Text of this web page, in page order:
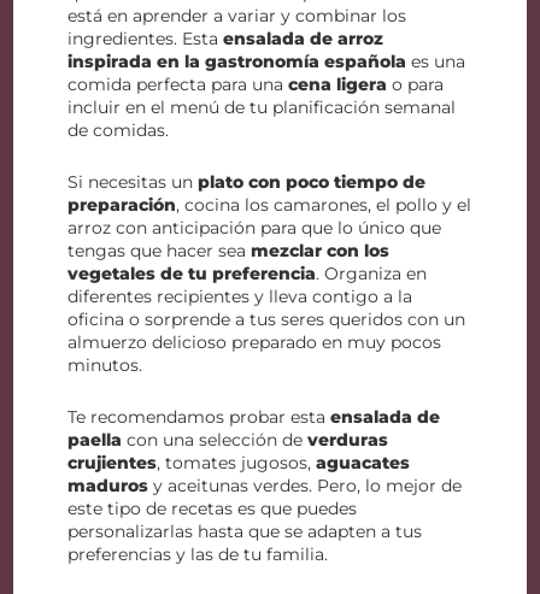
está en aprender a variar y combinar los
ingredientes. Estaensalada de arroz
inspirada en la gastronomía española es una
comida perfecta para unacena ligera o para
incluir en el menú de tu planificación semanal
de comidas.
Si necesitas unplato con poco tiempo de
preparación, cocina los camarones, el pollo y el
arroz con anticipación para que lo único que
tengas que hacer seamezclar con los
vegetales de tu preferencia. Organiza en
diferentes recipientes y lleva contigo a la
oficina o sorprende a tus seres queridos con un
almuerzo delicioso preparado en muy pocos
minutos.
Te recomendamos probar estaensalada de
paella con una selección deverduras
crujientes, tomates jugosos,aguacates
maduros y aceitunas verdes. Pero, lo mejor de
este tipo de recetas es que puedes
personalizarlas hasta que se adapten a tus
preferencias y las de tu familia.